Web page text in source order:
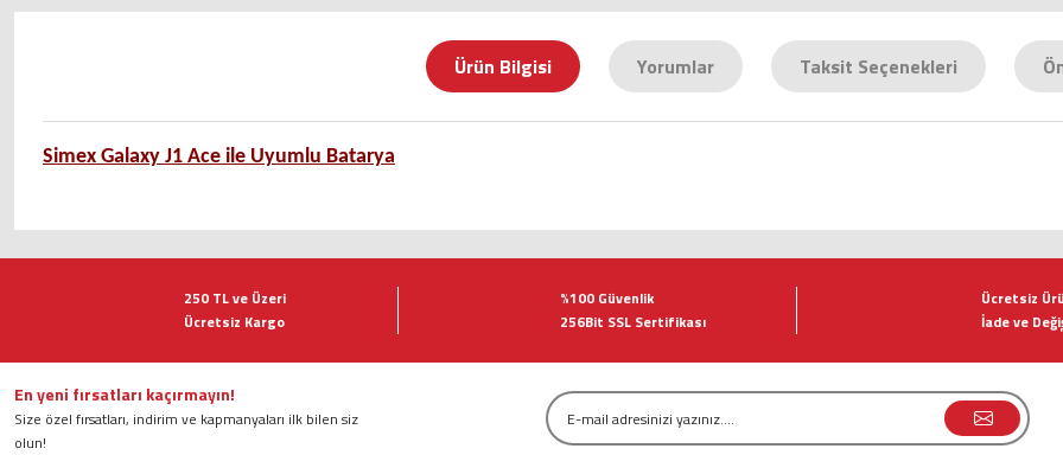
Ürün Bilgisi Yorumlar Taksit Seçenekleri
Simex Galaxy J1 Ace ile Uyumlu Batarya
Görüş ve önerileriniz için teşekkür ederiz.
Ürün resmi kalitesiz, bozuk veya görüntülenemiyor.
Ürün bilgilerinde hatalar bulunuyor.
Ürün fiyatı diğer sitelerden daha pahalı.
250 TL ve Üzeri
Ücretsiz Kargo
%100 Güvenlik
256Bit SSL Sertifikası
Ücretsiz
İade ve
En yeni fırsatları kaçırmayın!
Size özel fırsatları, indirim ve kapmanyaları ilk bilen siz
olun!